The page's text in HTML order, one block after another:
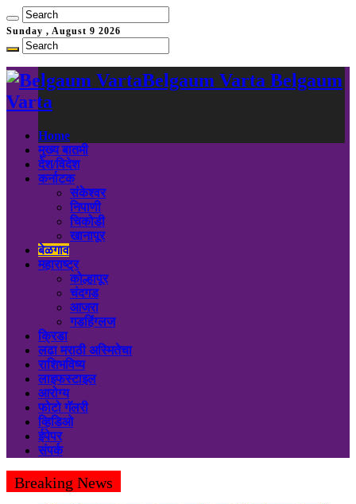
Sunday , August 9 2026
Belgaum Varta Belgaum
Varta
Home
मुख्य बातमी
देश/विदेश
कर्नाटक
संकेश्वर
निपाणी
चिकोडी
खानापूर
बेळगाव
महाराष्ट्र
कोल्हापूर
चंदगड
आजरा
गडहिंग्लज
क्रिडा
लढा मराठी अस्मितेचा
राशिभविष्य
लाइफस्टाइल
आरोग्य
फोटो गॅलरी
व्हिडिओ
ईपेपर
संपर्क
Breaking News